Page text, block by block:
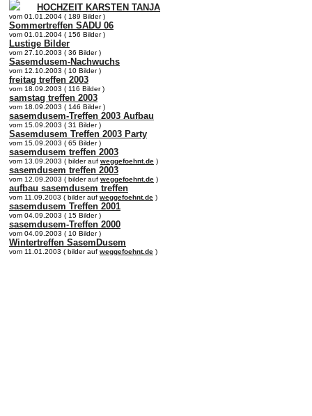
HOCHZEIT KARSTEN TANJA
vom 01.01.2004 ( 189 Bilder )
Sommertreffen SADU 06
vom 01.01.2004 ( 156 Bilder )
Lustige Bilder
vom 27.10.2003 ( 36 Bilder )
Sasemdusem-Nachwuchs
vom 12.10.2003 ( 10 Bilder )
freitag treffen 2003
vom 18.09.2003 ( 116 Bilder )
samstag treffen 2003
vom 18.09.2003 ( 146 Bilder )
sasemdusem-Treffen 2003 Aufbau
vom 15.09.2003 ( 31 Bilder )
Sasemdusem Treffen 2003 Party
vom 15.09.2003 ( 65 Bilder )
sasemdusem treffen 2003
vom 13.09.2003 ( bilder auf weggefoehnt.de )
sasemdusem treffen 2003
vom 12.09.2003 ( bilder auf weggefoehnt.de )
aufbau sasemdusem treffen
vom 11.09.2003 ( bilder auf weggefoehnt.de )
sasemdusem Treffen 2001
vom 04.09.2003 ( 15 Bilder )
sasemdusem-Treffen 2000
vom 04.09.2003 ( 10 Bilder )
Wintertreffen SasemDusem
vom 11.01.2003 ( bilder auf weggefoehnt.de )